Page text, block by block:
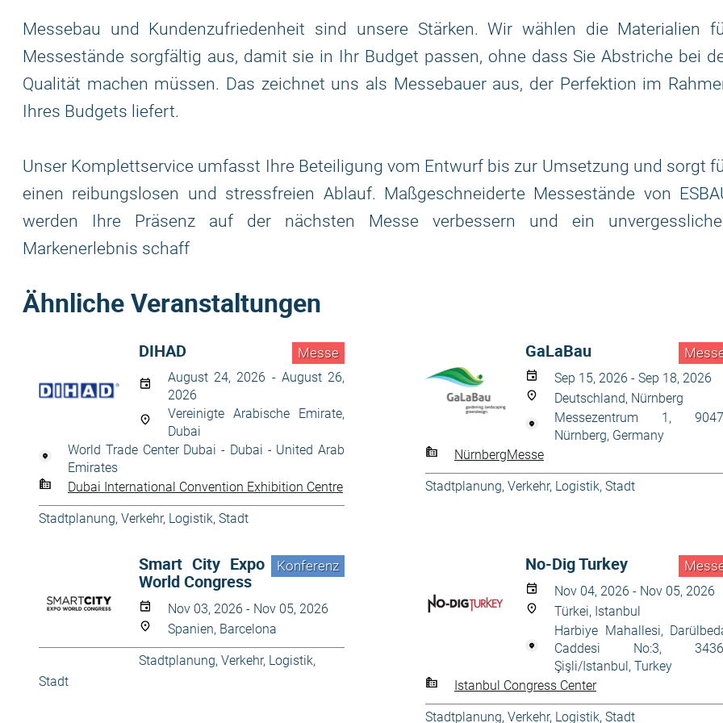
Messebau und Kundenzufriedenheit sind unsere Stärken. Wir wählen die Materialien
Messestände sorgfältig aus, damit sie in Ihr Budget passen, ohne dass Sie Abstriche bei
Qualität machen müssen. Das zeichnet uns als Messebauer aus, der Perfektion im
Ihres Budgets liefert.
Unser Komplettservice umfasst Ihre Beteiligung vom Entwurf bis zur Umsetzung und sorgt
einen reibungslosen und stressfreien Ablauf. Maßgeschneiderte Messestände von
werden Ihre Präsenz auf der nächsten Messe verbessern und ein
Markenerlebnis schaff
Ähnliche Veranstaltungen
Messe
DIHAD
August 24, 2026 - August 26,
2026
Vereinigte Arabische Emirate,
Dubai
World Trade Center Dubai - Dubai - United Arab
Emirates
Dubai International Convention Exhibition Centre
Stadtplanung, Verkehr, Logistik, Stadt
GaLaBau
Sep 15, 2026 - Sep 18, 2026
Deutschland, Nürnberg
Messezentrum 1,
Nürnberg, Germany
NürnbergMesse
Stadtplanung, Verkehr, Logistik, Stadt
Konferenz
Smart City Expo
World Congress
Nov 03, 2026 - Nov 05, 2026
Spanien, Barcelona
Stadtplanung, Verkehr, Logistik,
Stadt
No-Dig Turkey
Nov 04, 2026 - Nov 05, 2026
Türkei, Istanbul
Harbiye Mahallesi,
Caddesi No:3,
Şişli/Istanbul, Turkey
Istanbul Congress Center
Stadtplanung, Verkehr, Logistik, Stadt